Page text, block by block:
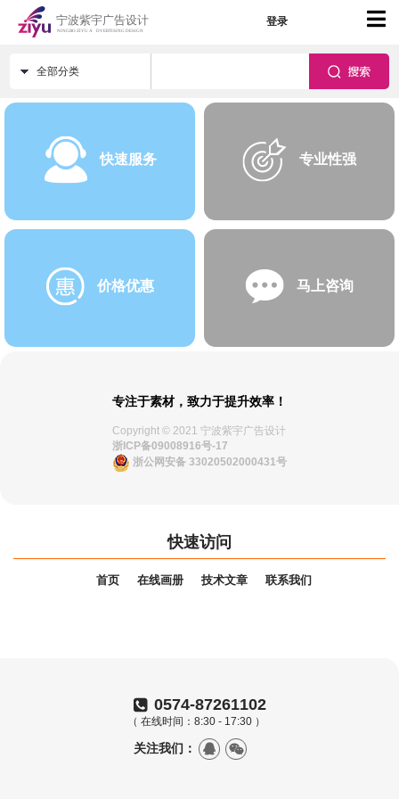
登录
全部分类
快速服务 专业性强
价格优惠 马上咨询
专注于素材，致力于提升效率！
Copyright © 2021 宁波紫宇广告设计
浙ICP备09008916号-17
浙公网安备 33020502000431号
快速访问
首页 在线画册 技术文章 联系我们
0574-87261102
（ 在线时间：8:30 - 17:30 ）
关注我们：